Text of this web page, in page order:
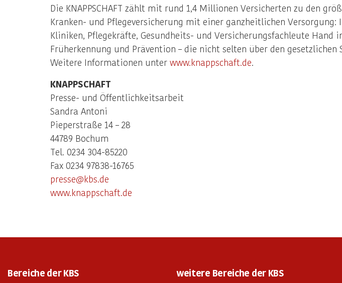
Die KNAPPSCHAFT zählt mit rund 1,4 Millionen Versicherten zu den
Kranken- und Pflegeversicherung mit einer ganzheitlichen
Kliniken, Pflegekräfte, Gesundheits- und Versicherungsfachleute
Früherkennung und Prävention – die nicht selten über den gesetzlichen
Weitere Informationen unter www.knappschaft.de
KNAPPSCHAFT
Presse- und Öffentlichkeitsarbeit
Sandra Antoni
Pieperstraße 14 – 28
44789 Bochum
Tel. 0234 304-85220
Fax 0234 97838-16765
presse@kbs.de
www.knappschaft.de
Bereiche der KBS weitere Bereiche der KBS